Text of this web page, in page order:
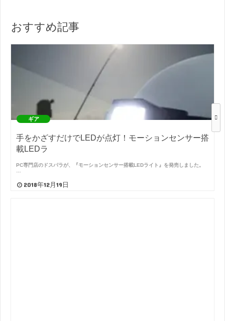
おすすめ記事
ギア
手をかざすだけでLEDが点灯！モーションセンサー搭
載LEDラ
PC専門店のドスパラが、『モーションセンサー搭載LEDライト』を発売しました。
2018年12月19日